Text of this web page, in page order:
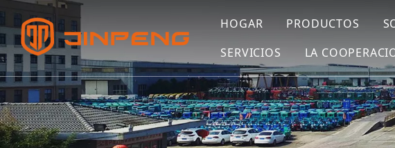
HOGAR PRODUCTOS
SERVICIOS
LA